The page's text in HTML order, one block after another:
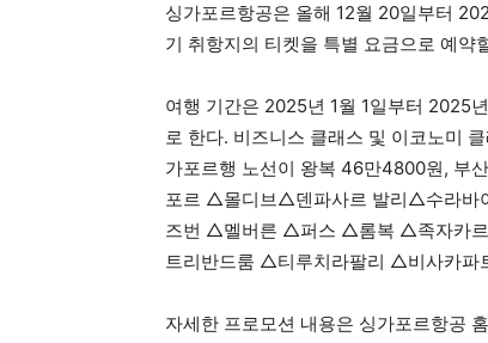
싱가포르항공은 올해 12월 20일부터
기 취항지의 티켓을 특별 요금으로 예약
여행 기간은 2025년 1월 1일부터 2025
로 한다. 비즈니스 클래스 및 이코노미
가포르행 노선이 왕복 46만4800원, 부
포르 △몰디브△덴파사르 발리△수라
즈번 △멜버른 △퍼스 △롬복 △족자카
트리반드룸 △티루치라팔리 △비사카파
자세한 프로모션 내용은 싱가포르항공